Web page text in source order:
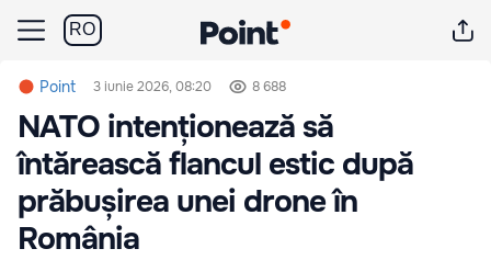
RO
Point 3 iunie 2026, 08:20 8 688
NATO intenționează să
întărească flancul estic după
prăbușirea unei drone în
România